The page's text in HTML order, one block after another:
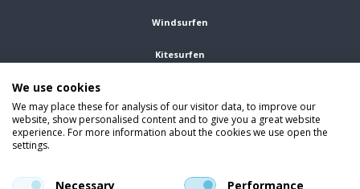
Windsurfen
Kitesurfen
Kleding
Vind ons op social media
En blijf op de hoogte van trends, aanbiedingen en kortingsacties.
We use cookies
We may place these for analysis of our visitor data, to improve our
website, show personalised content and to give you a great website
experience. For more information about the cookies we use open the
settings.
Necessary Performance